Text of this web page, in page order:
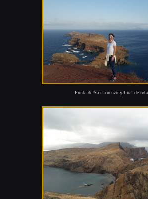
Punta de San Lorenzo y final de ruta